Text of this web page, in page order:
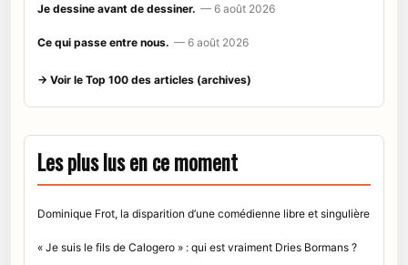
Je dessine avant de dessiner. — 6 août 2026
Ce qui passe entre nous. — 6 août 2026
→ Voir le Top 100 des articles (archives)
Les plus lus en ce moment
Dominique Frot, la disparition d’une comédienne libre et singulière
« Je suis le fils de Calogero » : qui est vraiment Dries Bormans ?